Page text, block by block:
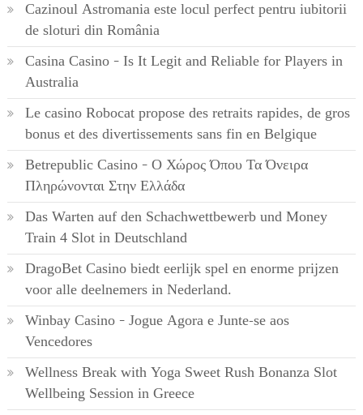
Cazinoul Astromania este locul perfect pentru iubitorii
de sloturi din România
Casina Casino – Is It Legit and Reliable for Players in
Australia
Le casino Robocat propose des retraits rapides, de gros
bonus et des divertissements sans fin en Belgique
Betrepublic Casino – Ο Χώρος Όπου Τα Όνειρα
Πληρώνονται Στην Ελλάδα
Das Warten auf den Schachwettbewerb und Money
Train 4 Slot in Deutschland
DragoBet Casino biedt eerlijk spel en enorme prijzen
voor alle deelnemers in Nederland.
Winbay Casino – Jogue Agora e Junte-se aos
Vencedores
Wellness Break with Yoga Sweet Rush Bonanza Slot
Wellbeing Session in Greece